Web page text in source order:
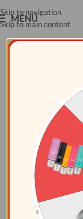
Skip to navigation
Skip to main content
MENÚ